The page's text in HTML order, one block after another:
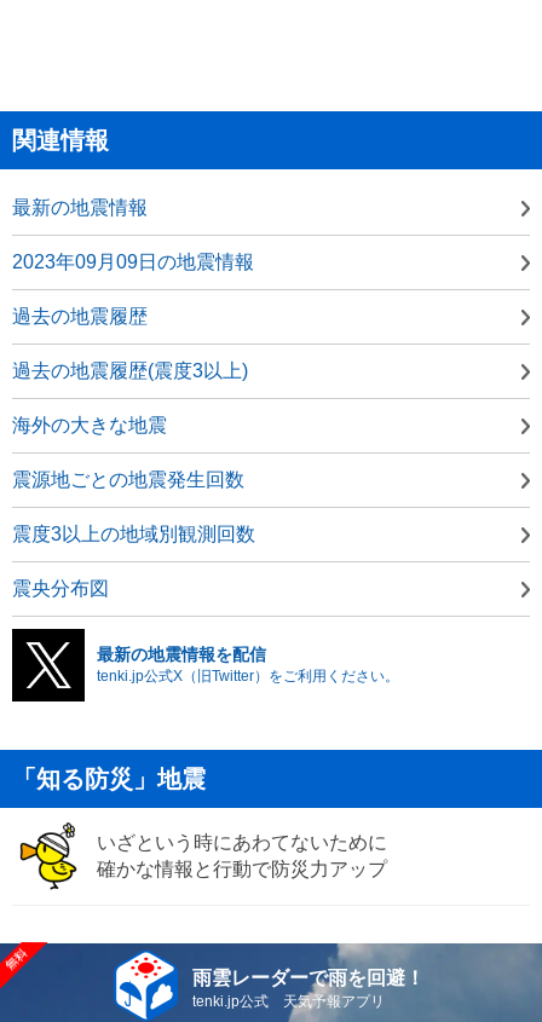
関連情報
最新の地震情報
2023年09月09日の地震情報
過去の地震履歴
過去の地震履歴(震度3以上)
海外の大きな地震
震源地ごとの地震発生回数
震度3以上の地域別観測回数
震央分布図
最新の地震情報を配信
tenki.jp公式X（旧Twitter）をご利用ください。
「知る防災」地震
いざという時にあわてないために
確かな情報と行動で防災力アップ
雨雲レーダーで雨を回避！
tenki.jp公式 天気予報アプリ